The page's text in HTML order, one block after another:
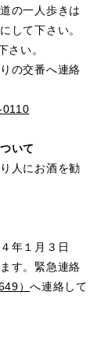
の一人歩きは
して下さい。
さい。
の交番へ連絡
いて
人にお酒を勧
年１月３日
す。緊急連絡
）へ連絡して